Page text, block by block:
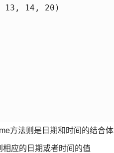
13, 14, 20)
方法则是日期和时间的结合体
应的日期或者时间的值